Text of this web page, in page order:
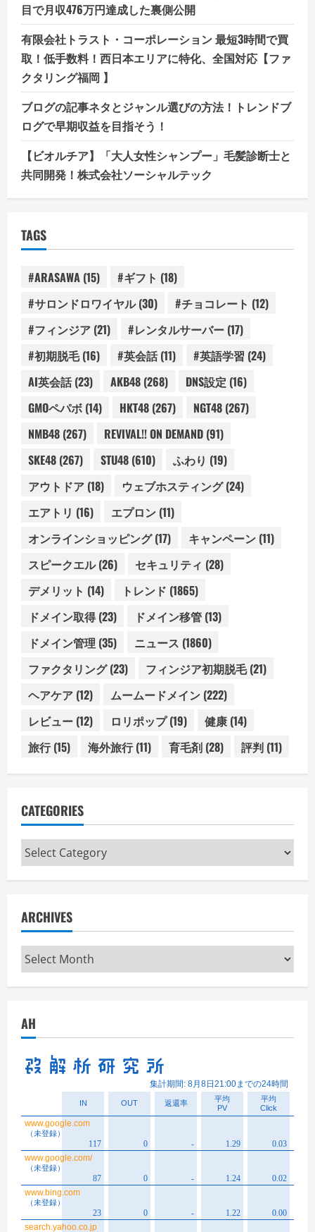
目で月収476万円達成した裏側公開
有限会社トラスト・コーポレーション 最短3時間で買
取！低手数料！西日本エリアに特化、全国対応【ファ
クタリング福岡 】
ブログの記事ネタとジャンル選びの方法！トレンドブ
ログで早期収益を目指そう！
【ビオルチア】「大人女性シャンプー」毛髪診断士と
共同開発！株式会社ソーシャルテック
TAGS
#ARASAWA (15) #ギフト (18)
#サロンドロワイヤル(30) #チョコレート (12)
#フィンジア (21) #レンタルサーバー (17)
#初期脱毛(16) #英会話(11) #英語学習 (24)
AI英会話(23) AKB48 (268) DNS設定 (16)
GMOペパボ (14) HKT48 (267) NGT48 (267)
NMB48 (267) REVIVAL!! ON DEMAND (91)
SKE48 (267) STU48 (610) ふわり (19)
アウトドア (18) ウェブホスティング(24)
エアトリ (16) エプロン (11)
オンラインショッピング(17) キャンペーン (11)
スピークエル(26) セキュリティ (28)
デメリット (14) トレンド (1865)
ドメイン取得(23) ドメイン移管 (13)
ドメイン管理 (35) ニュース (1860)
ファクタリング(23) フィンジア初期脱毛(21)
ヘアケア (12) ムームードメイン (222)
レビュー (12) ロリポップ(19) 健康 (14)
旅行(15) 海外旅行(11) 育毛剤 (28) 評判 (11)
CATEGORIES
Categories
ARCHIVES
Archives
AH